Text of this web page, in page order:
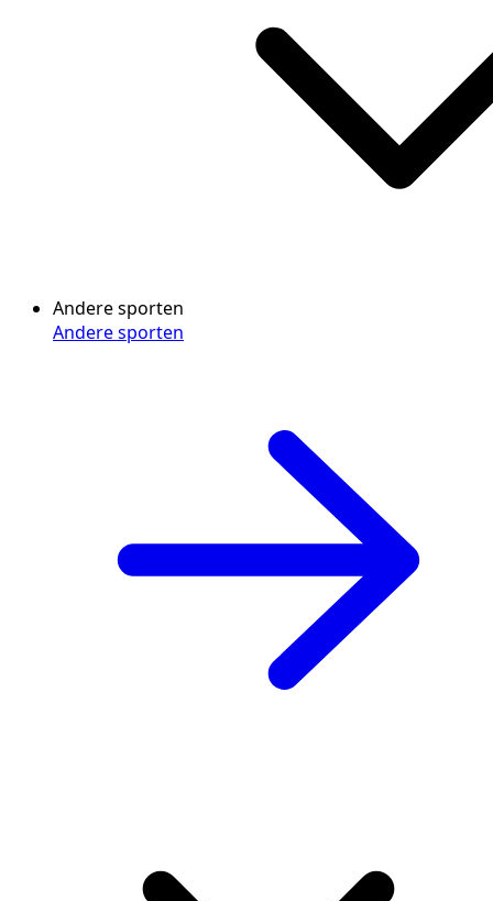
Andere sporten
Andere sporten